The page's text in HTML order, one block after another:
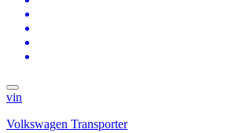
vin
Volkswagen Transporter